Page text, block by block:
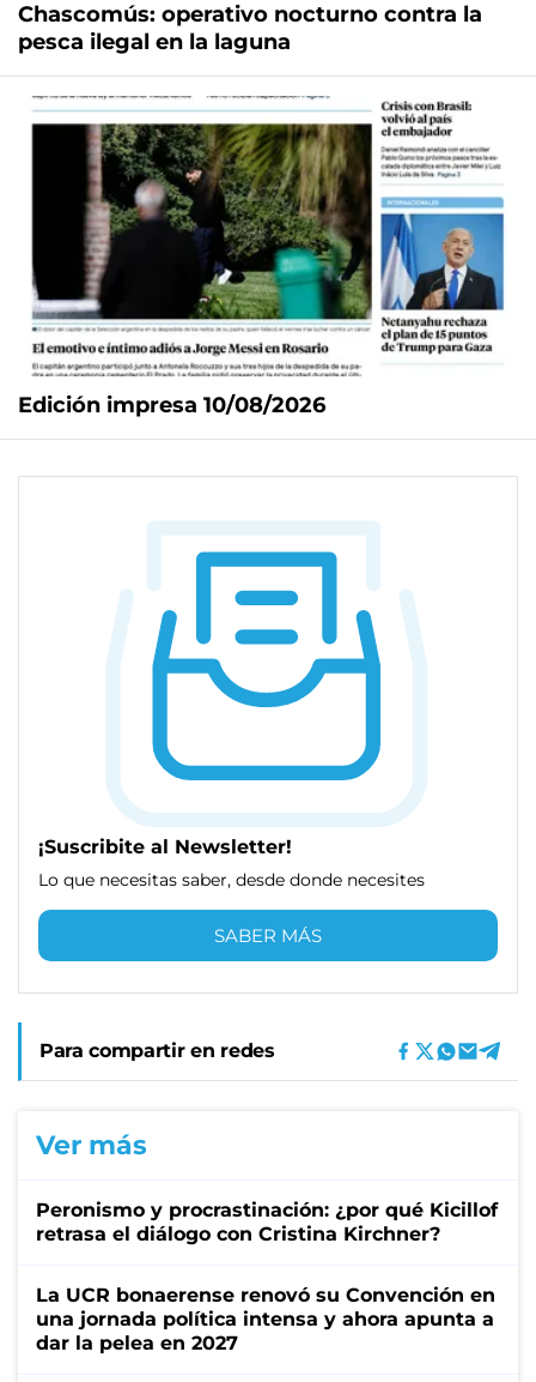
Chascomús: operativo nocturno contra la
pesca ilegal en la laguna
Edición impresa 10/08/2026
¡Suscribite al Newsletter!
Lo que necesitas saber, desde donde necesites
SABER MÁS
Para compartir en redes
Ver más
Peronismo y procrastinación: ¿por qué Kicillof
retrasa el diálogo con Cristina Kirchner?
La UCR bonaerense renovó su Convención en
una jornada política intensa y ahora apunta a
dar la pelea en 2027